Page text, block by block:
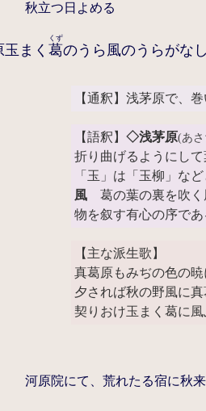
秋立つ日よめる
玉まく葛
くず
のうら風のうらがな
【通釈】浅茅原で、
【語釈】 ◇浅茅原(あ
折り曲げるようにし
「玉」は「玉柳」な
風葛の葉の裏を吹く
物を叙す有心の序であ
【主な派生歌】
真葛原もみぢの色の
夕されば秋の野風に
契りおけ玉まく葛に
河原院にて、荒れたる宿に秋